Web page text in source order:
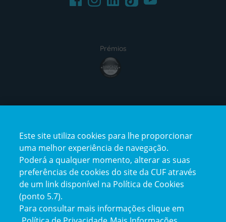
Prémios
award4
certification2certification3
Reclamações
Este site utiliza cookies para lhe proporcionar
uma melhor experiência de navegação.
Poderá a qualquer momento, alterar as suas
preferências de cookies do site da CUF através
de um link disponível na Política de Cookies
(ponto 5.7).
Para consultar mais informações clique em